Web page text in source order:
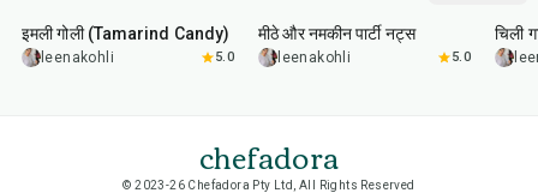
इमली गोली (Tamarind Candy)
leenakohli 5.0
मीठे और नमकीन पार्टी नट्स
leenakohli 5.0
चिली
chefadora
© 2023-26 Chefadora Pty Ltd, All Rights Reserved